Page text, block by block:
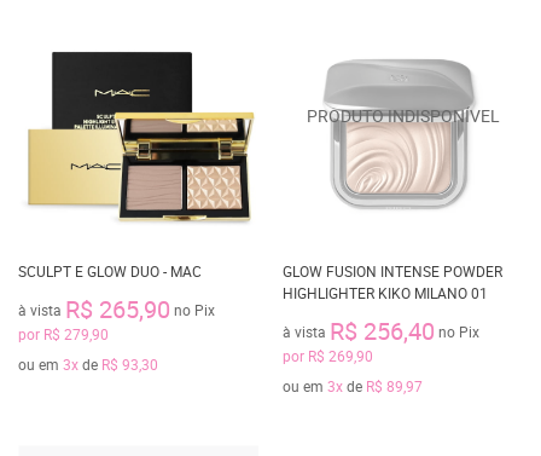
SCULPT E GLOW DUO - MAC
à vista R$ 265,90 no Pix
por R$ 279,90
ou em 3xde R$ 93,30
GLOW FUSION INTENSE POWDER
HIGHLIGHTER KIKO MILANO 01
à vista R$ 256,40 no Pix
por R$ 269,90
ou em 3xde R$ 89,97